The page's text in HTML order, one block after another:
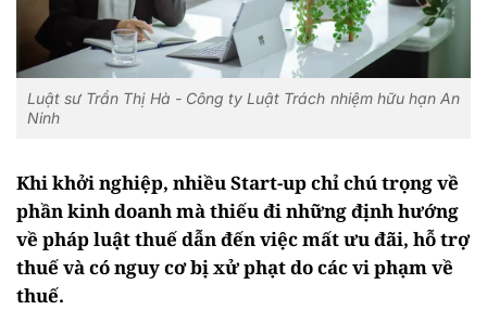
Luật sư Trần Thị Hà - Công ty Luật Trách nhiệm hữu hạn An
Ninh
Khi khởi nghiệp, nhiều Start-up chỉ chú trọng về
phần kinh doanh mà thiếu đi những định hướng
về pháp luật thuế dẫn đến việc mất ưu đãi, hỗ trợ
thuế và có nguy cơ bị xử phạt do các vi phạm về
thuế.